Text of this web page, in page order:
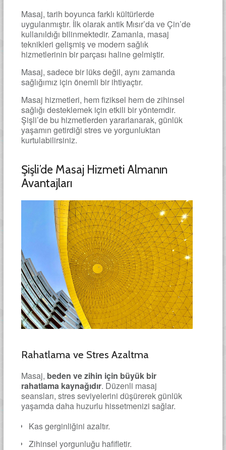
Masaj, tarih boyunca farklı kültürlerde
uygulanmıştır. İlk olarak antik Mısır’da ve Çin’de
kullanıldığı bilinmektedir. Zamanla, masaj
teknikleri gelişmiş ve modern sağlık
hizmetlerinin bir parçası haline gelmiştir.
Masaj, sadece bir lüks değil, aynı zamanda
sağlığımız için önemli bir ihtiyaçtır.
Masaj hizmetleri, hem fiziksel hem de zihinsel
sağlığı desteklemek için etkili bir yöntemdir.
Şişli’de bu hizmetlerden yararlanarak, günlük
yaşamın getirdiği stres ve yorgunluktan
kurtulabilirsiniz.
Şişli’de Masaj Hizmeti Almanın
Avantajları
Rahatlama ve Stres Azaltma
Masaj, beden ve zihin için büyük bir
rahatlama kaynağıdır. Düzenli masaj
seansları, stres seviyelerini düşürerek günlük
yaşamda daha huzurlu hissetmenizi sağlar.
Kas gerginliğini azaltır.
Zihinsel yorgunluğu hafifletir.